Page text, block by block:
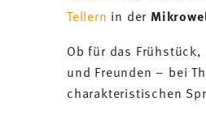
Tellern in der
Ob für das
und Freunden – bei
charakteristischen